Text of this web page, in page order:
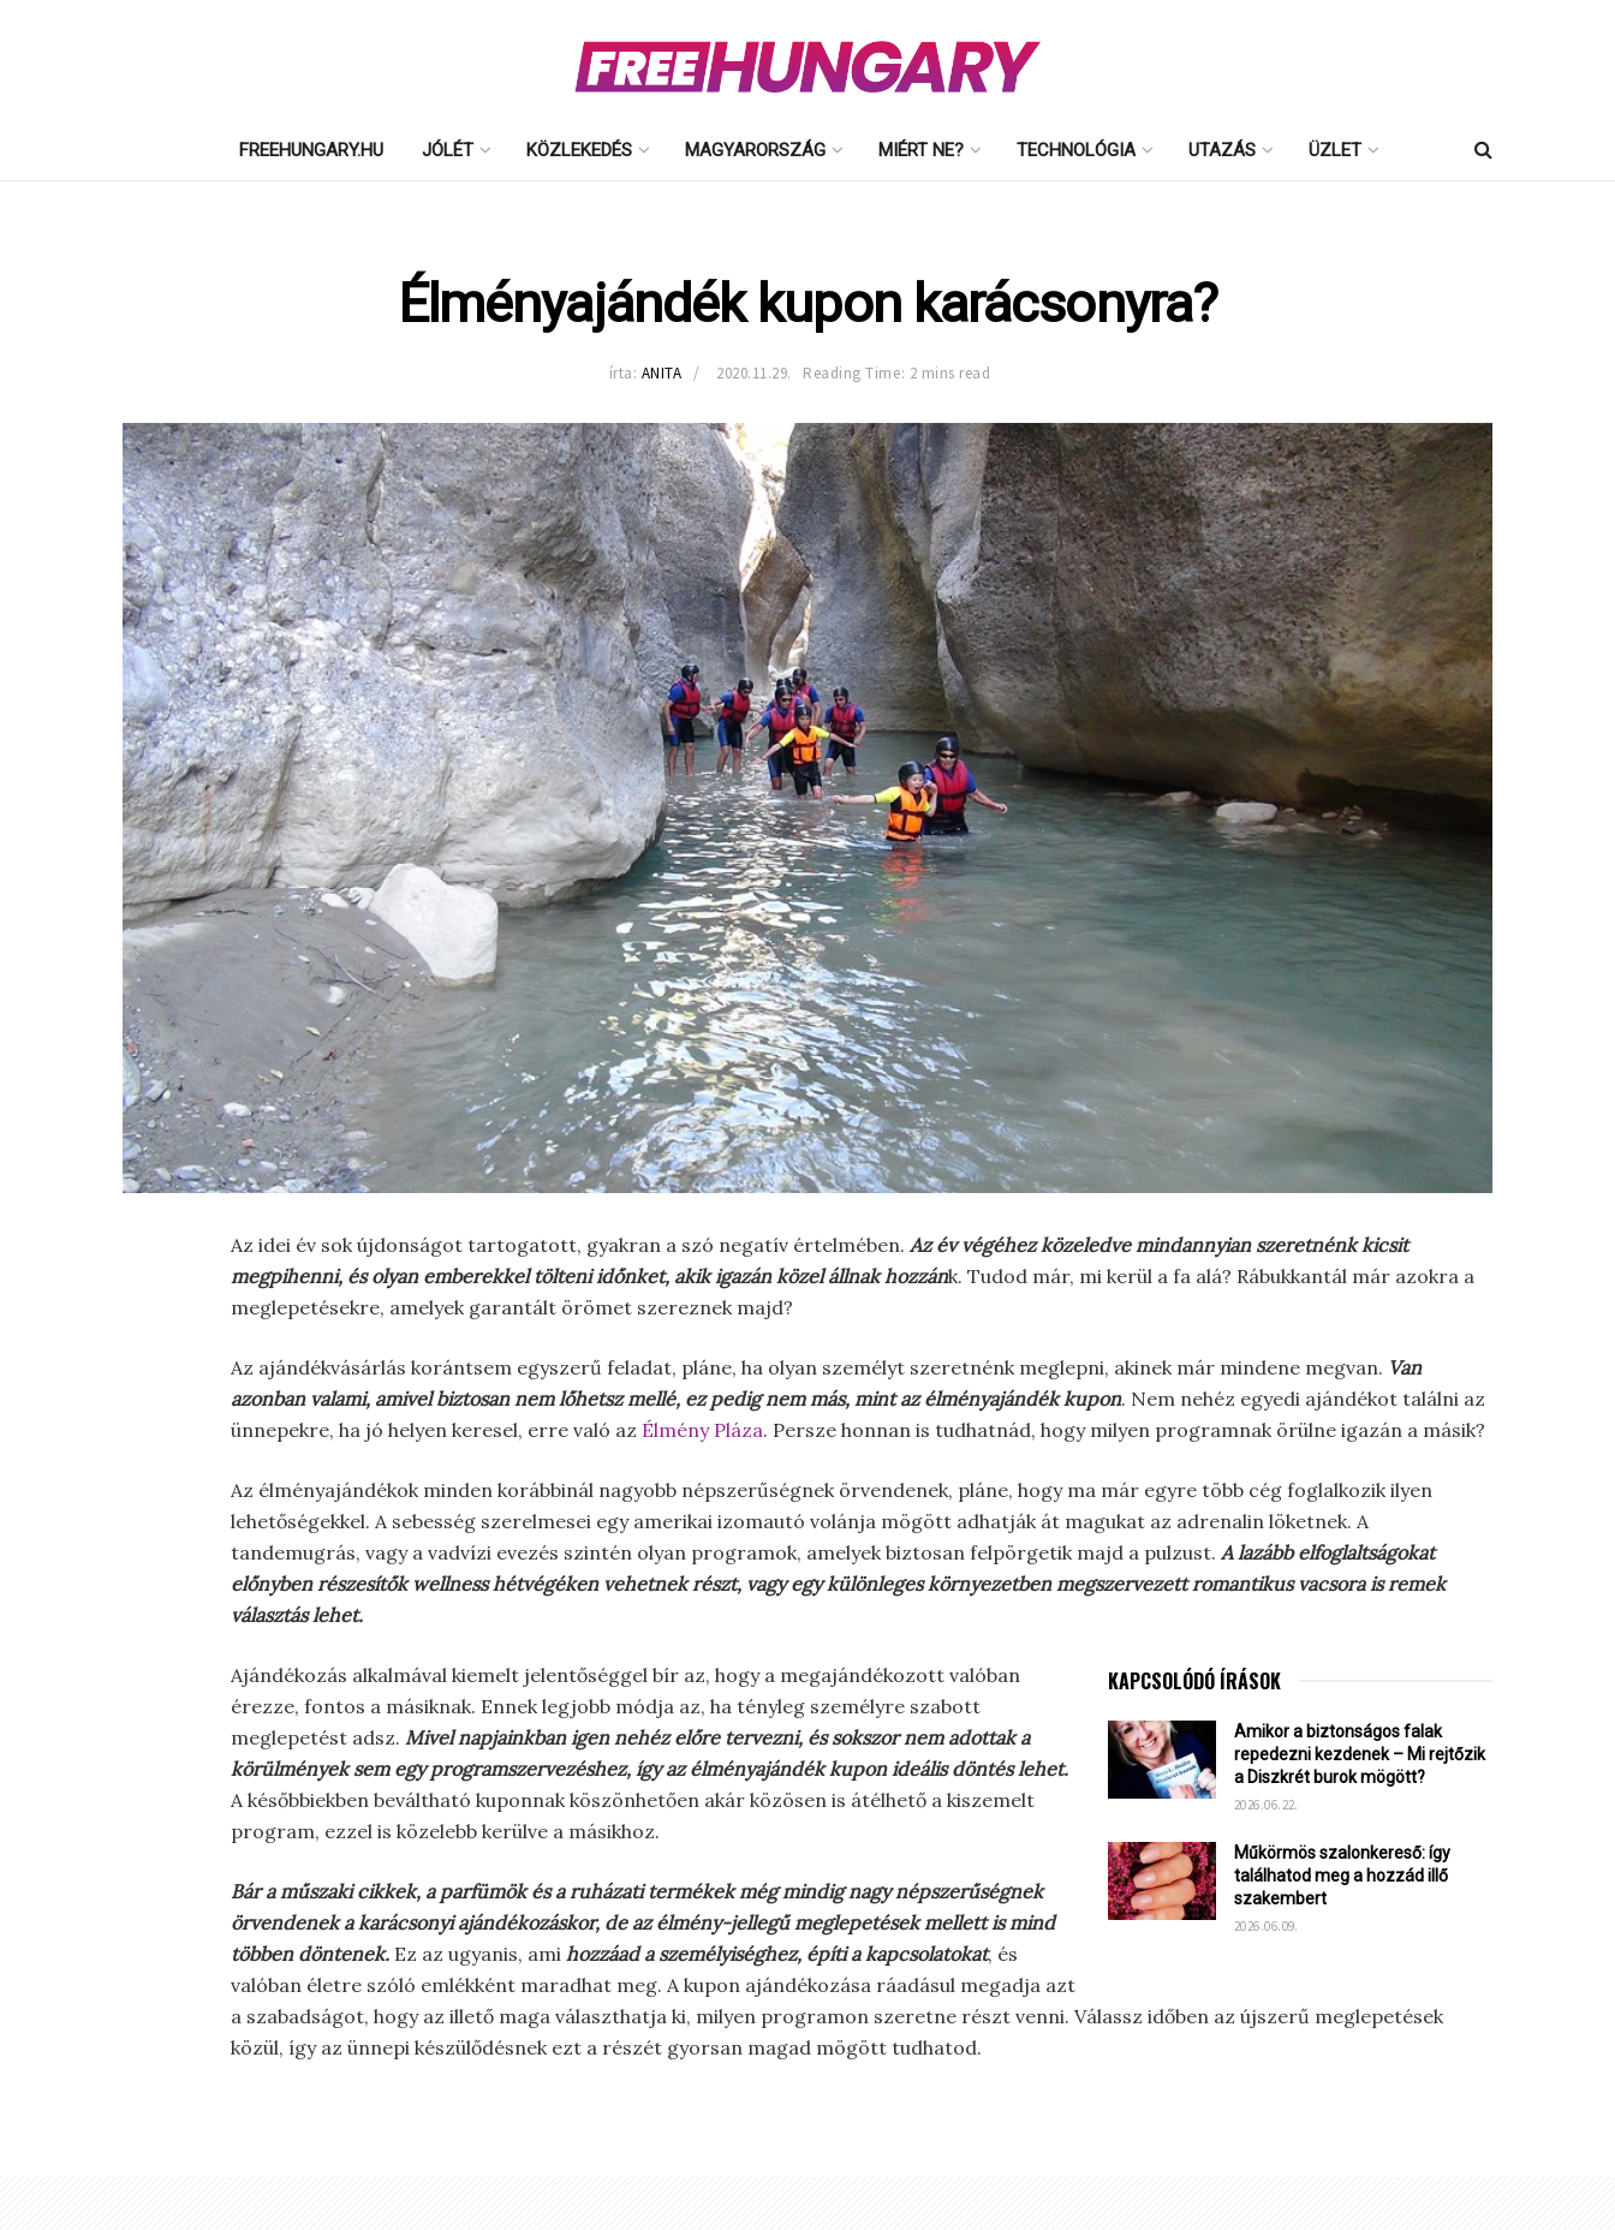
FREEHUNGARY.HU JÓLÉT KÖZLEKEDÉS MAGYARORSZÁG MIÉRT NE? TECHNOLÓGIA UTAZÁS ÜZLET
Élményajándék kupon karácsonyra?
írta: ANITA 2020.11.29. Reading Time: 2 mins read
Az idei év sok újdonságot tartogatott, gyakran a szó negatív értelmében. Az év végéhez közeledve mindannyian szeretnénk kicsit
megpihenni, és olyan emberekkel tölteni időnket, akik igazán közel állnak hozzánk. Tudod már, mi kerül a fa alá? Rábukkantál már azokra a
meglepetésekre, amelyek garantált örömet szereznek majd?
Az ajándékvásárlás korántsem egyszerű feladat, pláne, ha olyan személyt szeretnénk meglepni, akinek már mindene megvan. Van
azonban valami, amivel biztosan nem lőhetsz mellé, ez pedig nem más, mint az élményajándék kupon. Nem nehéz egyedi ajándékot találni az
ünnepekre, ha jó helyen keresel, erre való az Élmény Pláza. Persze honnan is tudhatnád, hogy milyen programnak örülne igazán a másik?
Az élményajándékok minden korábbinál nagyobb népszerűségnek örvendenek, pláne, hogy ma már egyre több cég foglalkozik ilyen
lehetőségekkel. A sebesség szerelmesei egy amerikai izomautó volánja mögött adhatják át magukat az adrenalin löketnek. A
tandemugrás, vagy a vadvízi evezés szintén olyan programok, amelyek biztosan felpörgetik majd a pulzust. A lazább elfoglaltságokat
előnyben részesítők wellness hétvégéken vehetnek részt, vagy egy különleges környezetben megszervezett romantikus vacsora is remek
választás lehet.
KAPCSOLÓDÓ ÍRÁSOK
Amikor a biztonságos falak
repedezni kezdenek – Mi rejtőzik
a Diszkrét burok mögött?
2026.06.22.
Műkörmös szalonkereső: így
találhatod meg a hozzád illő
szakembert
2026.06.09.
Ajándékozás alkalmával kiemelt jelentőséggel bír az, hogy a megajándékozott valóban
érezze, fontos a másiknak. Ennek legjobb módja az, ha tényleg személyre szabott
meglepetést adsz. Mivel napjainkban igen nehéz előre tervezni, és sokszor nem adottak a
körülmények sem egy programszervezéshez, így az élményajándék kupon ideális döntés lehet.
A későbbiekben beváltható kuponnak köszönhetően akár közösen is átélhető a kiszemelt
program, ezzel is közelebb kerülve a másikhoz.
Bár a műszaki cikkek, a parfümök és a ruházati termékek még mindig nagy népszerűségnek
örvendenek a karácsonyi ajándékozáskor, de az élmény-jellegű meglepetések mellett is mind
többen döntenek. Ez az ugyanis, ami hozzáad a személyiséghez, építi a kapcsolatokat, és
valóban életre szóló emlékként maradhat meg. A kupon ajándékozása ráadásul megadja azt
a szabadságot, hogy az illető maga választhatja ki, milyen programon szeretne részt venni. Válassz időben az újszerű meglepetések
közül, így az ünnepi készülődésnek ezt a részét gyorsan magad mögött tudhatod.